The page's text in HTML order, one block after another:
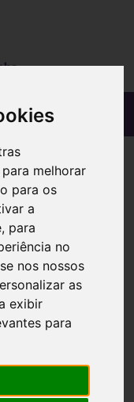
melhorar
para os
a
, para
no
nos nossos
as
exibir
para